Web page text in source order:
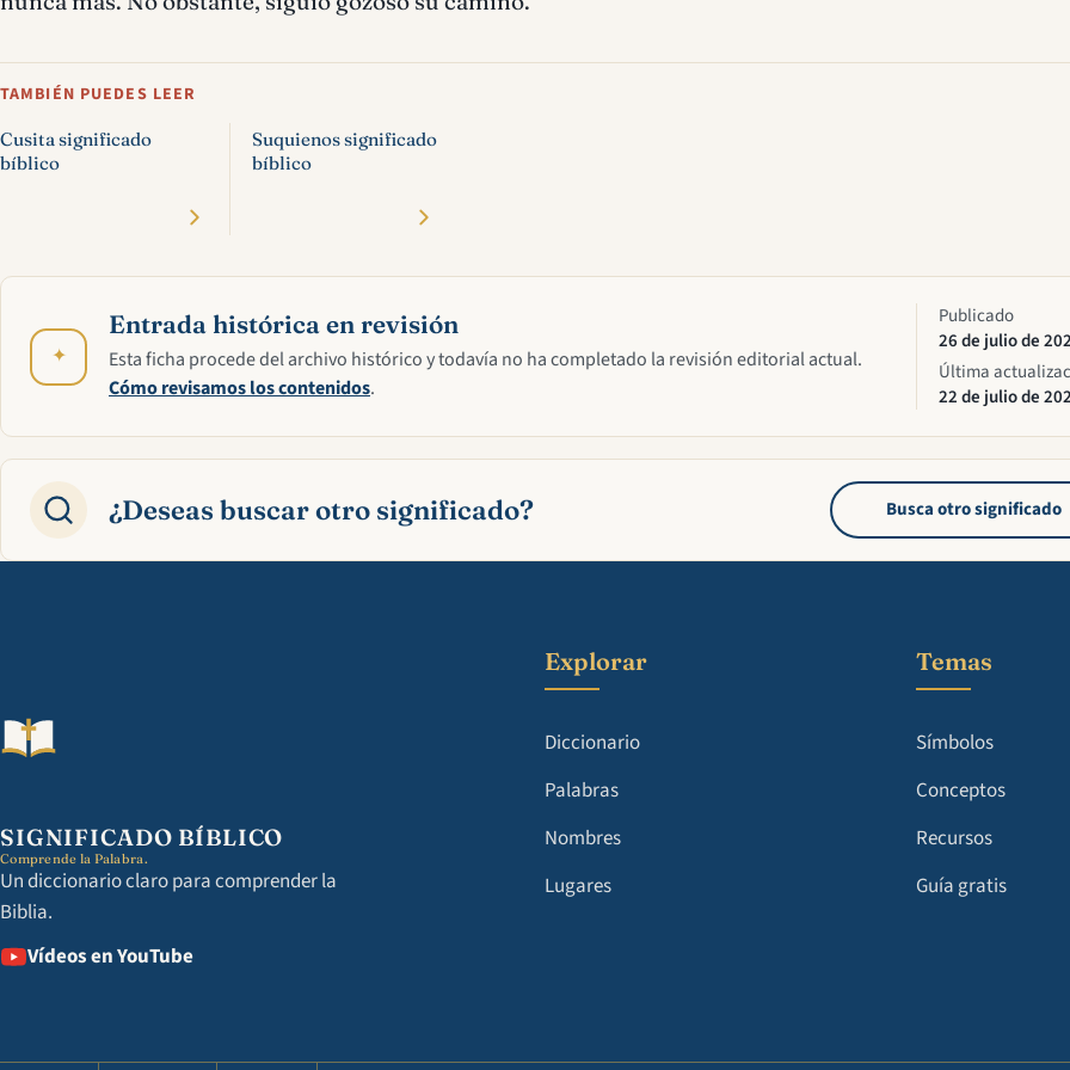
TAMBIÉN PUEDES LEER
Cusita significado
bíblico
Suquienos significado
bíblico
✦
Entrada histórica en revisión
Esta ficha procede del archivo histórico y todavía no ha completado la revisión editorial actual.
Cómo revisamos los contenidos.
Publicado
26 de julio de
Última
22 de julio de
¿Deseas buscar otro significado? Busca otro significado
SIGNIFICADO BÍBLICO
Comprende la Palabra.
Un diccionario claro para comprender la
Biblia.
Vídeos en YouTube
Explorar
Diccionario
Palabras
Nombres
Lugares
Temas
Símbolos
Conceptos
Recursos
Guía gratis